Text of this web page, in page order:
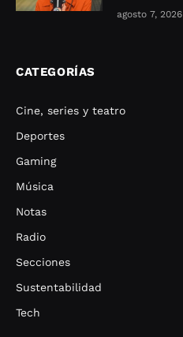
agosto 7, 2026
CATEGORÍAS
Cine, series y teatro
Deportes
Gaming
Música
Notas
Radio
Secciones
Sustentabilidad
Tech